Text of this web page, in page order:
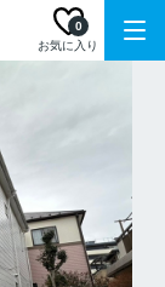
お気に入り
0